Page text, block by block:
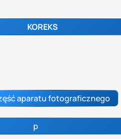
KOREKS
aparatu fotograficznego
p